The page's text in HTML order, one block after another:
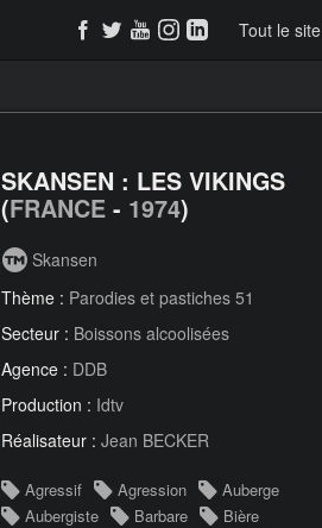
Tout le site
SKANSEN : LES VIKINGS
(FRANCE - 1974)
Skansen
Thème : Parodies et pastiches 51
Secteur : Boissons alcoolisées
Agence : DDB
Production : Idtv
Réalisateur : Jean BECKER
Agressif Agression
Auberge
Aubergiste
Barbare
Bière